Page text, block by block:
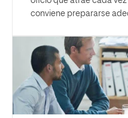
conviene prepararse